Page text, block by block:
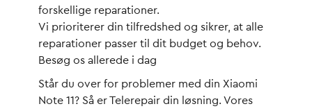
forskellige reparationer.
Vi prioriterer din tilfredshed og sikrer, at alle
reparationer passer til dit budget og behov.
Besøg os allerede i dag
Står du over for problemer med din Xiaomi
Note 11? Så er Telerepair din løsning. Vores